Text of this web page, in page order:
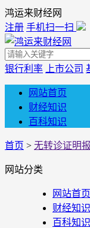
鸿运来财经网
注册 手机扫一扫
银行利率 上市公司
网站首页
财经知识
百科知识
首页 > 无转诊证明
网站分类
网站首页
财经知识
百科知识